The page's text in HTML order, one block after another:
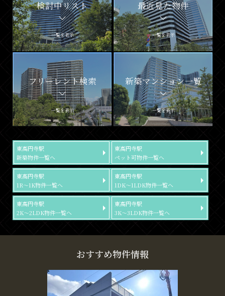
検討中リスト
一覧を表示
最近見た物件
一覧を表示
フリーレント検索
一覧を表示
新築マンション一覧
一覧を表示
東高円寺駅
新築物件一覧へ
東高円寺駅
ペット可物件一覧へ
東高円寺駅
1R～1K物件一覧へ
東高円寺駅
1DK～1LDK物件一覧へ
東高円寺駅
2K～2LDK物件一覧へ
東高円寺駅
3K～3LDK物件一覧へ
おすすめ物件情報